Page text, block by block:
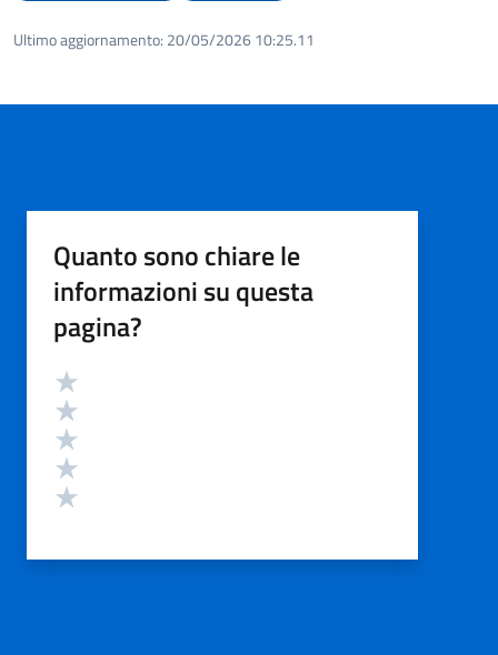
Ultimo aggiornamento: 20/05/2026 10:25.11
Quanto sono chiare le
informazioni su questa
pagina?
Valutazione